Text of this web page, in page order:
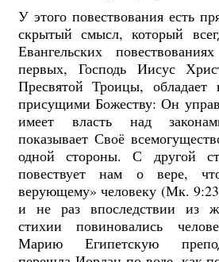
У этого повествования есть
скрытый смысл, который
Евангельских
первых, Господь Иисус
Пресвятой Троицы, обладает
присущими Божеству: Он
имеет власть над
показывает Своё
одной стороны. С другой
повествует нам о вере,
верующему» человеку (Мк.
и не раз впоследствии из
стихии повиновались
Марию Египетскую